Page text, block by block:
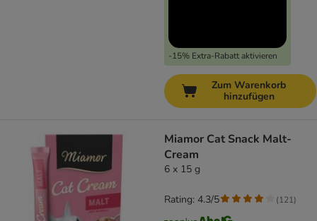
-15% Extra-Rabatt aktivieren
Zum Warenkorb
hinzufügen
Miamor Cat Snack Malt-
Cream
6 x 15 g
Rating: 4.3/5 (121)